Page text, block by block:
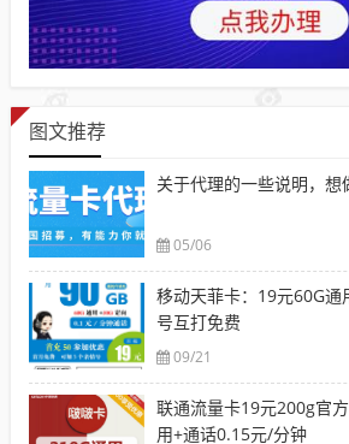
图文推荐
关于代理的一些说明，
05/06
移动天菲卡：19元60G通
号互打免费
09/21
联通流量卡19元200g官
用+通话0.15元/分钟